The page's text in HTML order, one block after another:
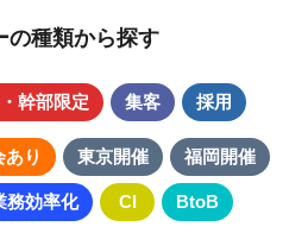
の種類から探す
幹部限定 集客 採用
あり 東京開催 福岡開催
務効率化 CI BtoB